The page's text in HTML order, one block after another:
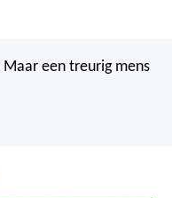
Maar een treurig mens